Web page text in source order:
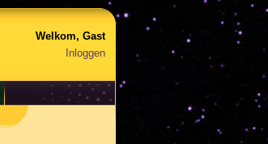
Welkom, Gast
Inloggen